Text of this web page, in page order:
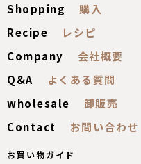
Shopping
Recipe
Company
Q&A
wholesale
Contact
お買い物ガイド